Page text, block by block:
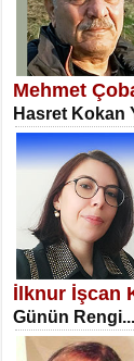
SATILMIŞ
Erkenlik...
NECLA
Öğretmenler
Mehmet
Hasret Kokan
İlknur İşcan
Günün Rengi...